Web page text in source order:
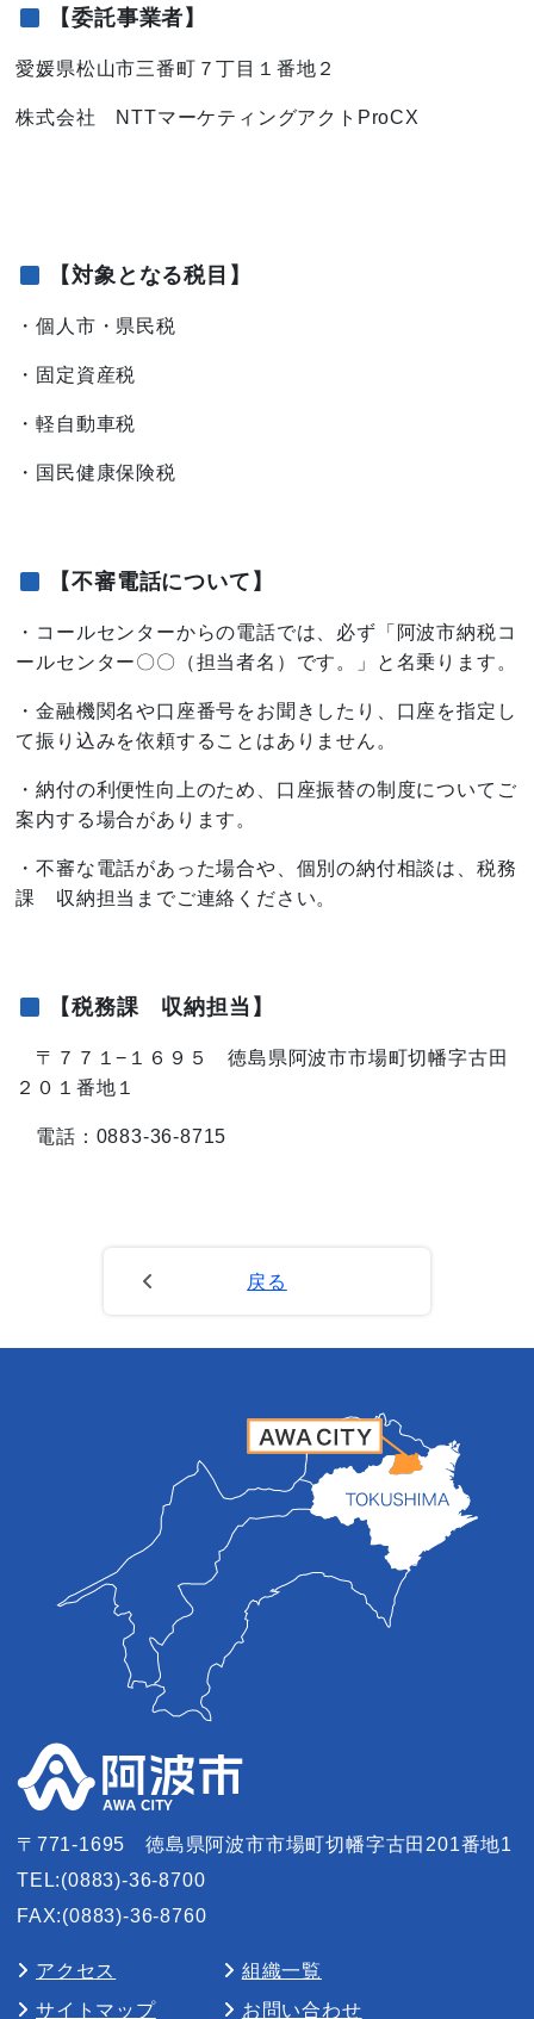
【委託事業者】
愛媛県松山市三番町７丁目１番地２
株式会社 NTTマーケティングアクトProCX
【対象となる税目】
・個人市・県民税
・固定資産税
・軽自動車税
・国民健康保険税
【不審電話について】
・コールセンターからの電話では、必ず「阿波市納税コ
ールセンター〇〇（担当者名）です。」と名乗ります。
・金融機関名や口座番号をお聞きしたり、口座を指定し
て振り込みを依頼することはありません。
・納付の利便性向上のため、口座振替の制度についてご
案内する場合があります。
・不審な電話があった場合や、個別の納付相談は、税務
課 収納担当までご連絡ください。
【税務課 収納担当】
〒７７１−１６９５ 徳島県阿波市市場町切幡字古田
２０１番地１
電話：0883-36-8715
戻る
〒771-1695
徳島県阿波市市場町切幡字古田201番地1
TEL:(0883)-36-8700
FAX:(0883)-36-8760
アクセス
組織一覧
サイトマップ
お問い合わせ